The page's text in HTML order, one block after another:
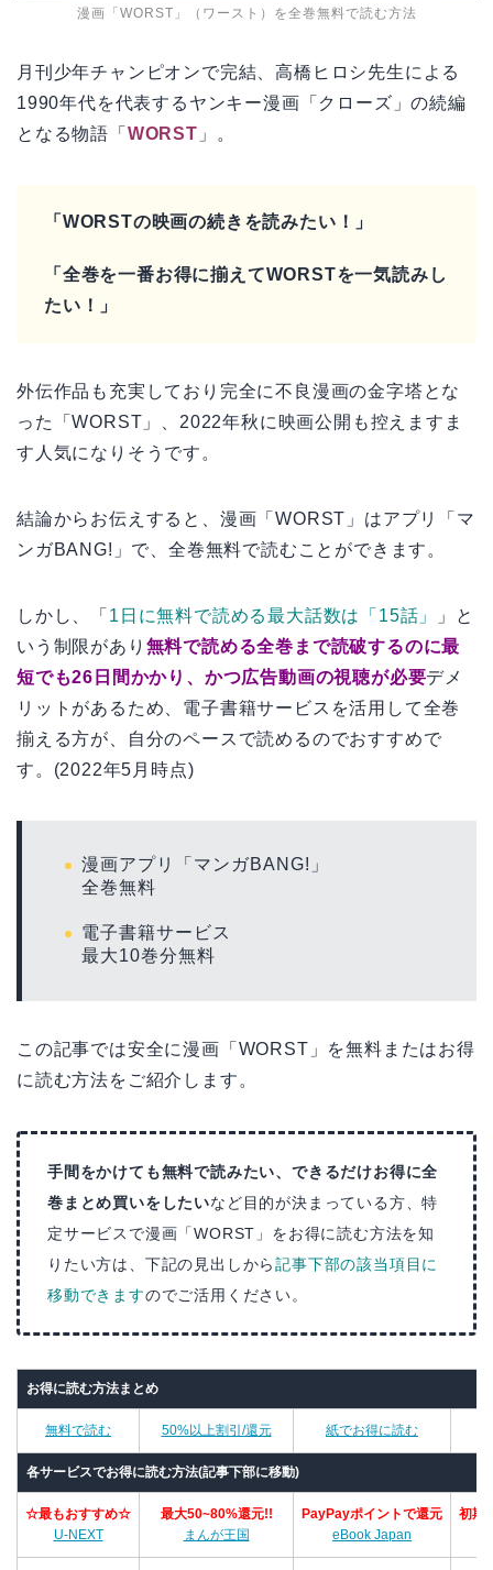
漫画「WORST」（ワースト）を全巻無料で読む方法
月刊少年チャンピオンで完結、高橋ヒロシ先生による
1990年代を代表するヤンキー漫画「クローズ」の続編
となる物語「 WORST 」。
「WORSTの映画の続きを読みたい！」
「全巻を一番お得に揃えてWORSTを一気読みし
たい！」
外伝作品も充実しており完全に不良漫画の金字塔とな
った「WORST」、2022年秋に映画公開も控えますま
す人気になりそうです。
結論からお伝えすると、漫画「WORST」はアプリ「マ
ンガBANG!」で、全巻無料で読むことができます。
しかし、「 1日に無料で読める最大話数は「15話」
」と
いう制限があり 無料で読める全巻まで読破するのに最
短でも26日間かかり、かつ広告動画の視聴が必要デメ
リットがあるため、電子書籍サービスを活用して全巻
揃える方が、自分のペースで読めるのでおすすめで
す。(2022年5月時点)
漫画アプリ「マンガBANG!」
全巻無料
電子書籍サービス
最大10巻分無料
この記事では安全に漫画「WORST」を無料またはお得
に読む方法をご紹介します。
手間をかけても無料で読みたい、できるだけお得に全
巻まとめ買いをしたいなど目的が決まっている方、特
定サービスで漫画「WORST」をお得に読む方法を知
りたい方は、下記の見出しから記事下部の該当項目に
移動できますのでご活用ください。
お得に読む方法まとめ
無料で読む 50%以上割引/還元 紙でお得に読む
各サービスでお得に読む方法(記事下部に移動)
☆最もおすすめ☆
U-NEXT
最大50~80%還元!!
まんが王国
PayPayポイントで還元
eBook Japan
初期